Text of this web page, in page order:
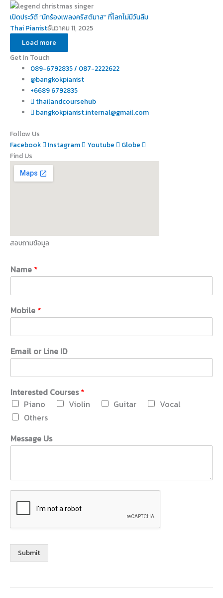
เปิดประวัติ “นักร้องเพลงคริสต์มาส” ที่โลกไม่มีวันลืม
Thai Pianistธันวาคม 11, 2025
Load more
Get In Touch
089-6792835 / 087-2222622
@bangkokpianist
+6689 6792835
thailandcoursehub
bangkokpianist.internal@gmail.com
Follow Us
Facebook
Instagram Youtube
Globe
Find Us
สอบถามข้อมูล
Name *
Mobile *
Email or Line ID
Interested Courses*
Piano
Violin Guitar
Vocal
Others
Message Us
Submit